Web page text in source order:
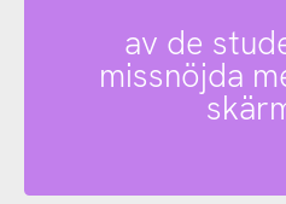
av de
missnöjda